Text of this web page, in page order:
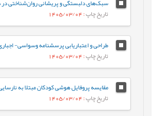
تاریخ چاپ: 1405/03/04
طراحی و اعتباریابی پرسشنامه وسواسی- اجباری
تاریخ چاپ: 1405/03/04
تاریخ چاپ: 1405/03/04